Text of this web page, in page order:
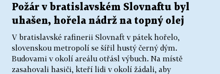
Požár v bratislavském Slovnaftu byl
uhašen, hořela nádrž na topný olej
V bratislavské rafinerii Slovnaft v pátek hořelo,
slovenskou metropolí se šířil hustý černý dým.
Budovami v okolí areálu otřásl výbuch. Na místě
zasahovali hasiči, kteří lidi v okolí žádali, aby